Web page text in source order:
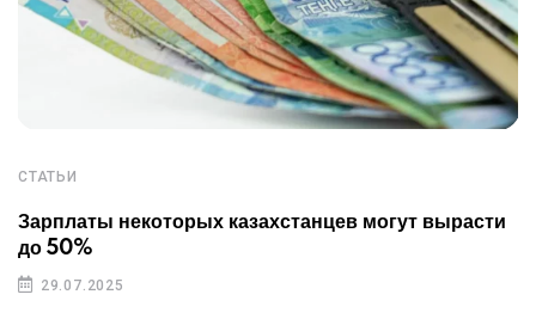
СТАТЬИ
Зарплаты некоторых казахстанцев могут вырасти
до 50%
29.07.2025